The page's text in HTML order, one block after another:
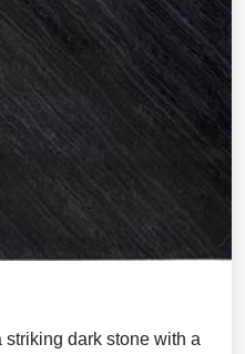
dark stone with a